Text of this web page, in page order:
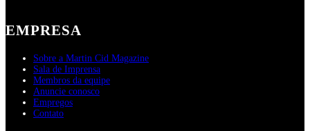
EMPRESA
Sobre a Martin Cid Magazine
Sala de Imprensa
Membros da equipe
Anuncie conosco
Empregos
Contato